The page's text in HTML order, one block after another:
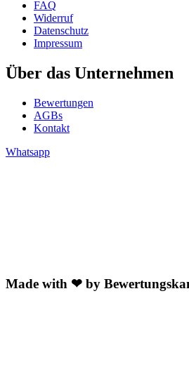
FAQ
Widerruf
Datenschutz
Impressum
Über das Unternehmen
Bewertungen
AGBs
Kontakt
Whatsapp
Made with ❤ by